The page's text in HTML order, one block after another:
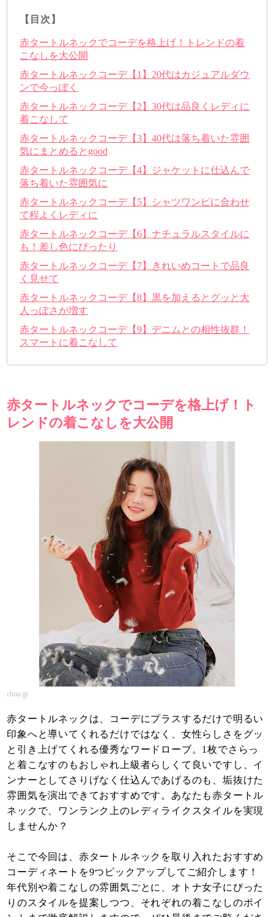
【目次】
赤タートルネックでコーデを格上げ！トレンドの着
こなしを大公開
赤タートルネックコーデ【1】20代はカジュアルダウ
ンで今っぽく
赤タートルネックコーデ【2】30代は品良くレディに
着こなして
赤タートルネックコーデ【3】40代は落ち着いた雰囲
気にまとめるとgood
赤タートルネックコーデ【4】ジャケットに仕込んで
落ち着いた雰囲気に
赤タートルネックコーデ【5】シャツワンピに合わせ
て程よくレディに
赤タートルネックコーデ【6】ナチュラルスタイルに
も！差し色にぴったり
赤タートルネックコーデ【7】きれいめコートで品良
く見せて
赤タートルネックコーデ【8】黒を加えるとグッと大
人っぽさが増す
赤タートルネックコーデ【9】デニムとの相性抜群！
スマートに着こなして
赤タートルネックでコーデを格上げ！ト
レンドの着こなしを大公開
chuu.jp
赤タートルネックは、コーデにプラスするだけで明るい
印象へと導いてくれるだけではなく、女性らしさをグッ
と引き上げてくれる優秀なワードローブ。1枚でさらっ
と着こなすのもおしゃれ上級者らしくて良いですし、イ
ンナーとしてさりげなく仕込んであげるのも、垢抜けた
雰囲気を演出できておすすめです。あなたも赤タートル
ネックで、ワンランク上のレディライクスタイルを実現
しませんか？
そこで今回は、赤タートルネックを取り入れたおすすめ
コーディネートを9つピックアップしてご紹介します！
年代別や着こなしの雰囲気ごとに、オトナ女子にぴった
りのスタイルを提案しつつ、それぞれの着こなしのポイ